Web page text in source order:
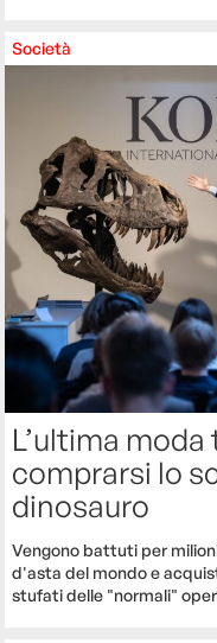
Società
L’ultima
comprarsi lo
dinosauro
Vengono battuti per
d'asta del mondo e
stufati delle "normali"